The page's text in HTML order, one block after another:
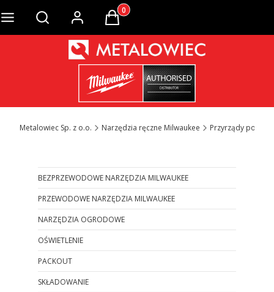
Otwórz wyszukiwarkęProdukty w koszyku: 0. Zobacz
Metalowiec Sp. z o.o. Narzędzia ręczne Milwaukee Przyrządy
BEZPRZEWODOWE NARZĘDZIA MILWAUKEE
PRZEWODOWE NARZĘDZIA MILWAUKEE
NARZĘDZIA OGRODOWE
OŚWIETLENIE
PACKOUT
SKŁADOWANIE